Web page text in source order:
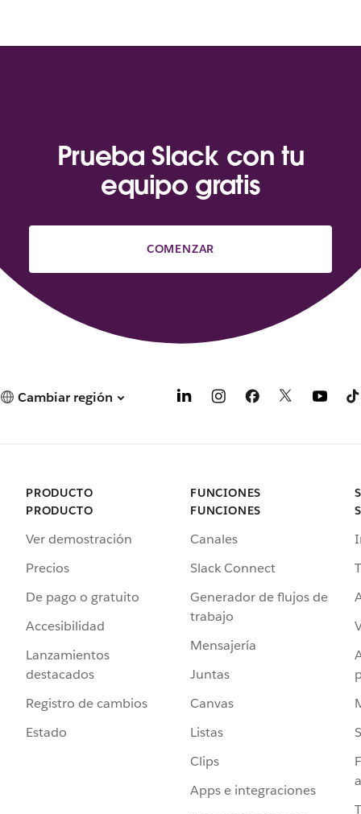
Prueba Slack con tu
equipo gratis
COMENZAR
Cambiar región
PRODUCTO
PRODUCTO
Ver demostración
Precios
De pago o gratuito
Accesibilidad
Lanzamientos
destacados
Registro de cambios
Estado
FUNCIONES
FUNCIONES
Canales
Slack Connect
Generador de flujos de
trabajo
Mensajería
Juntas
Canvas
Listas
Clips
Apps e integraciones